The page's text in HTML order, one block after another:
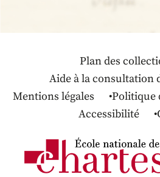
Plan des
Aide à la consultation
Mentions légales
Politique
Accessibilité